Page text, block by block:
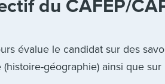
du CAFEP/
évalue le candidat sur des
géographie) ainsi que